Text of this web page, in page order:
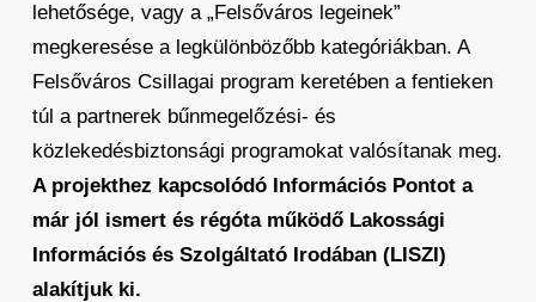
lehetősége, vagy a „Felsőváros legeinek”
megkeresése a legkülönbözőbb kategóriákban. A
Felsőváros Csillagai program keretében a fentieken
túl a partnerek bűnmegelőzési- és
közlekedésbiztonsági programokat valósítanak meg.
A projekthez kapcsolódó Információs Pontot a
már jól ismert és régóta működő Lakossági
Információs és Szolgáltató Irodában (LISZI)
alakítjuk ki.